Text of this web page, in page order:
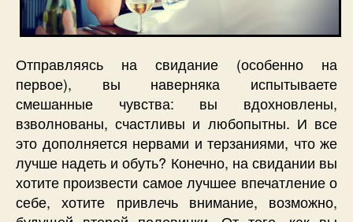
Отправляясь на свидание (особенно на
первое), вы наверняка испытываете
смешанные чувства: вы вдохновлены,
взволнованы, счастливы и любопытны. И все
это дополняется нервами и терзаниями, что же
лучше надеть и обуть? Конечно, на свидании вы
хотите произвести самое лучшее впечатление о
себе, хотите привлечь внимание, возможно,